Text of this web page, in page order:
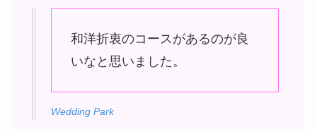
和洋折衷のコースがあるのが良
いなと思いました。
Wedding Park